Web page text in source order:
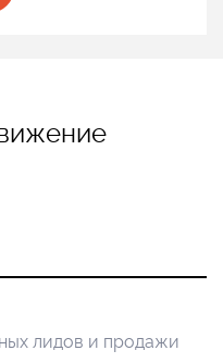
лидов и продажи